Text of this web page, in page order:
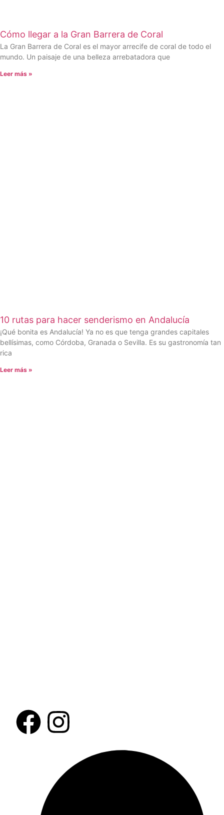
Cómo llegar a la Gran Barrera de Coral
La Gran Barrera de Coral es el mayor arrecife de coral de todo el
mundo. Un paisaje de una belleza arrebatadora que
Leer más »
10 rutas para hacer senderismo en Andalucía
¡Qué bonita es Andalucía! Ya no es que tenga grandes capitales
bellísimas, como Córdoba, Granada o Sevilla. Es su gastronomía tan
rica
Leer más »